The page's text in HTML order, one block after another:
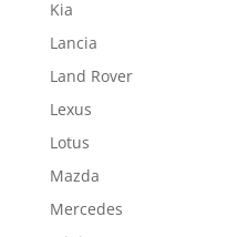
Kia
Lancia
Land Rover
Lexus
Lotus
Mazda
Mercedes